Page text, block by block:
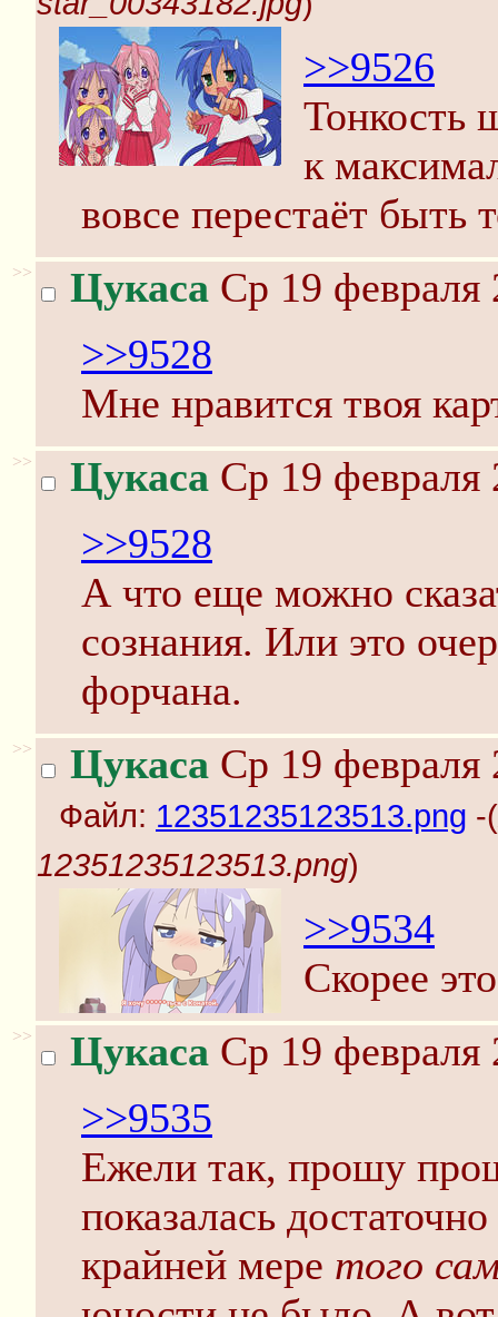
>>9526
Тонкость
к
вовсе перестаёт быть
>> Цукаса Ср 19 февраля
>>9528
Мне нравится твоя
>> Цукаса Ср 19 февраля
>>9528
А что еще можно
сознания. Или это
форчана.
>> Цукаса Ср 19 февраля
Файл: 12351235123513.png -(
12351235123513.png)
>>9534
Скорее
>> Цукаса Ср 19 февраля
>>9535
Ежели так, прошу
показалась
крайней мере того